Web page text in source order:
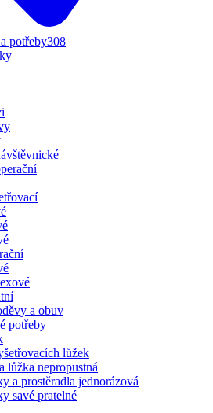
potřeby308
a obuv
potřeby
lůžek
lůžka nepropustná
a prostěradla jednorázová
savé pratelné